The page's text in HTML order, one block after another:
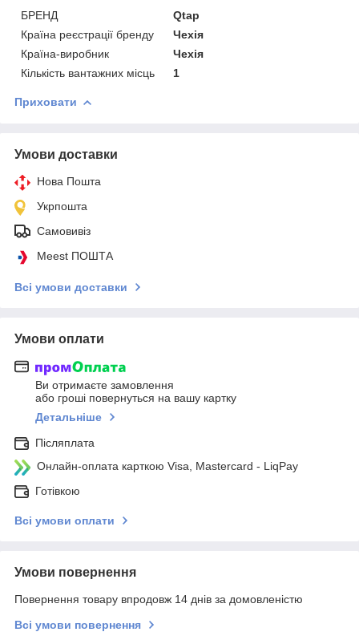
БРЕНД
Qtap
Країна реєстрації бренду
Чехія
Країна-виробник
Чехія
Кількість вантажних місць
1
Приховати
Умови доставки
Нова Пошта
Укрпошта
Самовивіз
Meest ПОШТА
Всі умови доставки
Умови оплати
Ви отримаєте замовлення
або гроші повернуться на вашу картку
Детальніше
Післяплата
Онлайн-оплата карткою Visa, Mastercard - LiqPay
Готівкою
Всі умови оплати
Умови повернення
Повернення товару впродовж 14 днів за домовленістю
Всі умови повернення